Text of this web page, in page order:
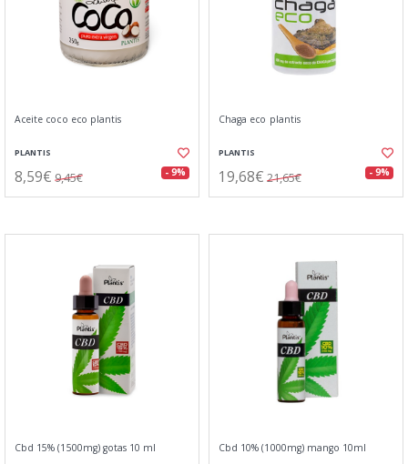
Aceite coco eco plantis
PLANTIS
8,59€ 9,45€ - 9%
Chaga eco plantis
PLANTIS
19,68€ 21,65€ - 9%
Cbd 15% (1500mg) gotas 10 ml Cbd 10% (1000mg) mango 10ml